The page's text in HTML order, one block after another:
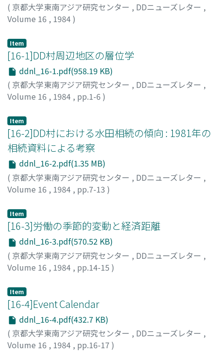
( 京都大学東南アジア研究センター , DDニューズレター ,
Volume 16 , 1984)
Item
[16-1]DD村周辺地区の層位学
ddnl_16-1.pdf(958.19 KB)
( 京都大学東南アジア研究センター , DDニューズレター ,
Volume 16 , 1984 , pp.1-6 )
Item
[16-2]DD村における水田相続の傾向 : 1981年の
相続資料による考察
ddnl_16-2.pdf(1.35 MB)
( 京都大学東南アジア研究センター , DDニューズレター ,
Volume 16 , 1984 , pp.7-13 )
Item
[16-3]労働の季節的変動と経済距離
ddnl_16-3.pdf(570.52 KB)
( 京都大学東南アジア研究センター , DDニューズレター ,
Volume 16 , 1984 , pp.14-15 )
Item
[16-4]Event Calendar
ddnl_16-4.pdf(432.7 KB)
( 京都大学東南アジア研究センター , DDニューズレター ,
Volume 16 , 1984 , pp.16-17 )